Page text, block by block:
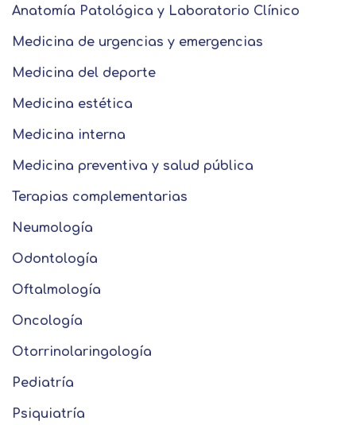
Anatomía Patológica y Laboratorio Clínico
Medicina de urgencias y emergencias
Medicina del deporte
Medicina estética
Medicina interna
Medicina preventiva y salud pública
Terapias complementarias
Neumología
Odontología
Oftalmología
Oncología
Otorrinolaringología
Pediatría
Psiquiatría